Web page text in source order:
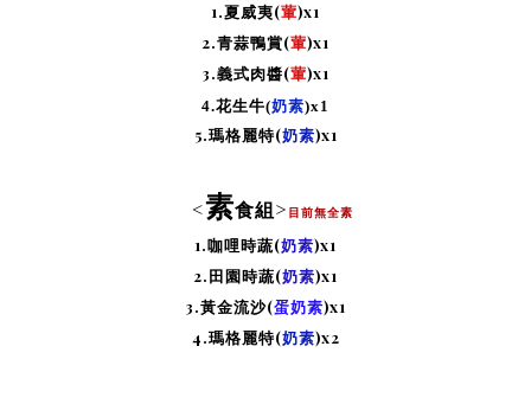
1.夏威夷(葷)x1
2.青蒜鴨賞(葷)x1
3.義式肉醬(葷)x1
4.花生牛(奶素)x1
5.瑪格麗特(奶素)x1
<素食組> 目前無全素
1.咖哩時蔬(奶素)x1
2.田園時蔬(奶素)x1
3.黃金流沙(蛋奶素)x1
4.瑪格麗特(奶素)x2